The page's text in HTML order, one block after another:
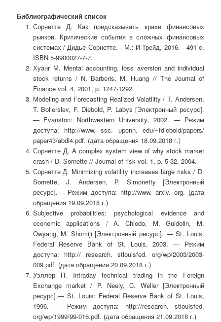
Библиографический список
Сорнетте Д. Как предсказывать крахи финансовых
рынков. Критические события в сложных финансовых
системах / Дидье Сорнетте. - М.: И-Трейд, 2016. - 491 c.
ISBN 5-9900027-7-7.
Хуанг М. Mental accounting, loss aversion and individual
stock returns / N. Barberis, M. Huang // The Journal of
Finance vol. 4, 2001, p. 1247-1292.
Modeling and Forecasting Realized Volatility / T. Andersen,
T. Bollerslev, F. Diebold, P. Labys [Электронный ресурс].
— Evanston: Northwestern University, 2002. — Режим
доступа: http://www. ssc. upenn. edu/~fdiebold/papers/
paper43/abdl4.pdf. (дата обращения 18.09.2018 г.)
Сорнетте Д. A complex system view of why stock market
crash / D. Sornette // Journal of risk vol. 1, p. 5-32, 2004.
Сорнетте Д. Minimizing volatility increases large risks / D.
Sornette, J. Andersen, P. Simonetty [Электронный
ресурс].— Режим доступа: http://www. arxiv. org. (дата
обращения 19.09.2018 г.)
Subjective probabilities: psychological evidence and
economic applications / A. Chiodo, M. Guidolin, M.
Owyang, M. Shomiji [Электронный ресурс]. — St. Louis:
Federal Reserve Bank of St. Louis, 2003. — Режим
доступа: http:// research. stlouisfed. org/wp/2003/2003-
009.pdf. (дата обращения 20.09.2018 г.)
Уэллер П.
Intraday technical trading in the Foreign
Exchange market / P. Neely, C. Weller [Электронный
ресурс].— St. Louis: Federal Reserve Bank of St. Louis,
1996. — Режим доступа: http://research. stlouisfed.
org/wp/1999/99-016.pdf. (дата обращения 21.09.2018 г.)